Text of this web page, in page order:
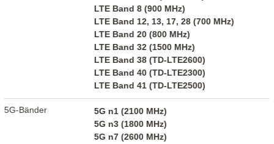
LTE Band 8 (900 MHz)
LTE Band 12, 13, 17, 28 (700 MHz)
LTE Band 20 (800 MHz)
LTE Band 32 (1500 MHz)
LTE Band 38 (TD-LTE2600)
LTE Band 40 (TD-LTE2300)
LTE Band 41 (TD-LTE2500)
5G-Bänder
5G n1 (2100 MHz)
5G n3 (1800 MHz)
5G n7 (2600 MHz)